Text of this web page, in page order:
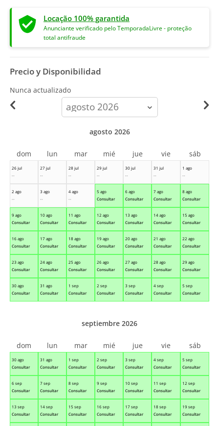
Locação 100% garantida
Anunciante verificado pelo TemporadaLivre - proteção
total antifraude
Precio y Disponibilidad
Nunca actualizado
calendar-
month
26 jul
--
27 jul
--
28 jul
--
29 jul
--
30 jul
--
31 jul
--
1 ago
--
2 ago
--
3 ago
--
4 ago
--
5 ago
Consultar
6 ago
Consultar
7 ago
Consultar
8 ago
Consultar
9 ago
Consultar
10 ago
Consultar
11 ago
Consultar
12 ago
Consultar
13 ago
Consultar
14 ago
Consultar
15 ago
Consultar
16 ago
Consultar
17 ago
Consultar
18 ago
Consultar
19 ago
Consultar
20 ago
Consultar
21 ago
Consultar
22 ago
Consultar
23 ago
Consultar
24 ago
Consultar
25 ago
Consultar
26 ago
Consultar
27 ago
Consultar
28 ago
Consultar
29 ago
Consultar
30 ago
Consultar
31 ago
Consultar
1 sep
Consultar
2 sep
Consultar
3 sep
Consultar
4 sep
Consultar
5 sep
Consultar
agosto 2026
dom lun mar mié jue vie sáb
30 ago
Consultar
31 ago
Consultar
1 sep
Consultar
2 sep
Consultar
3 sep
Consultar
4 sep
Consultar
5 sep
Consultar
6 sep
Consultar
7 sep
Consultar
8 sep
Consultar
9 sep
Consultar
10 sep
Consultar
11 sep
Consultar
12 sep
Consultar
13 sep
Consultar
14 sep
Consultar
15 sep
Consultar
16 sep
Consultar
17 sep
Consultar
18 sep
Consultar
19 sep
Consultar
septiembre 2026
dom lun mar mié jue vie sáb